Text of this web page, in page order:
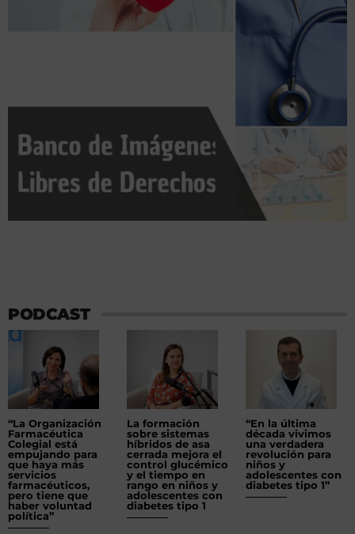
PODCAST
“La Organización
Farmacéutica
Colegial está
empujando para
que haya más
servicios
farmacéuticos,
pero tiene que
haber voluntad
política”
La formación
sobre sistemas
híbridos de asa
cerrada mejora el
control glucémico
y el tiempo en
rango en niños y
adolescentes con
diabetes tipo 1
“En la última
década vivimos
una verdadera
revolución para
niños y
adolescentes con
diabetes tipo 1”